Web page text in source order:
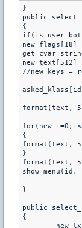
}
public
{
new flags[18]
new text[512]
//new keys =
format(text,
for(new
{
format(text,
}
format(text,
}
public
{
new